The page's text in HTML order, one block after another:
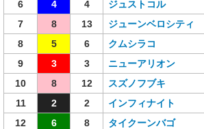
6
4 4 ジュストコル
7
8 13 ジューンベロシティ
8
5 6 クムシラコ
9
3 3 ニューアリオン
10
8 12 スズノフブキ
11
2 2 インフィナイト
12
6 8 タイクーンバゴ